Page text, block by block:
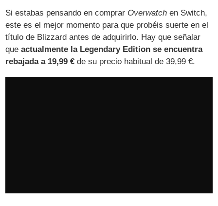
Si estabas pensando en comprar Overwatch en Switch,
este es el mejor momento para que probéis suerte en el
título de Blizzard antes de adquirirlo. Hay que señalar
queactualmente la Legendary Edition se encuentra
rebajada a 19,99 € de su precio habitual de 39,99 €.